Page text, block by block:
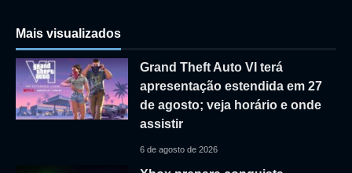
Mais visualizados
Grand Theft Auto VI terá
apresentação estendida em 27
de agosto; veja horário e onde
assistir
6 de agosto de 2026